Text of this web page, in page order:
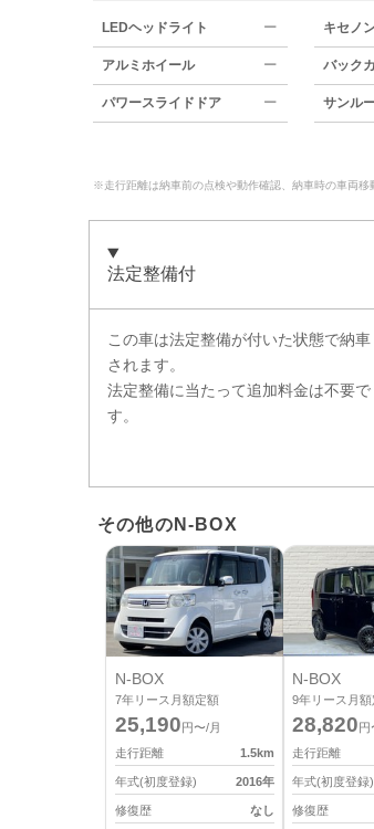
LEDヘッドライト ー キセノ
アルミホイール ー バック
パワースライドドア ー サンル
※走行距離は納車前の点検や動作確認、納車時の車両移
法定整備付
この車は法定整備が付いた状態で納車
されます。
法定整備に当たって追加料金は不要で
す。
その他のN-BOX
N-BOX
7年リース月額定額
25,190 円〜/月
走行距離
1.5km
年式(初度登録) 2016年
修復歴 なし
N-BOX
9年リース月額
28,820 円
走行距離
年式(初度登録)
修復歴